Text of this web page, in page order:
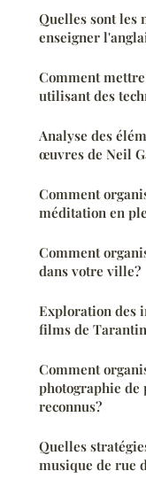
Quelles sont les
enseigner
Comment
utilisant des
Analyse des
œuvres de Neil
Comment
méditation en
Comment
dans votre ville?
Exploration des
films de
Comment
photographie de
reconnus?
Quelles
musique de rue